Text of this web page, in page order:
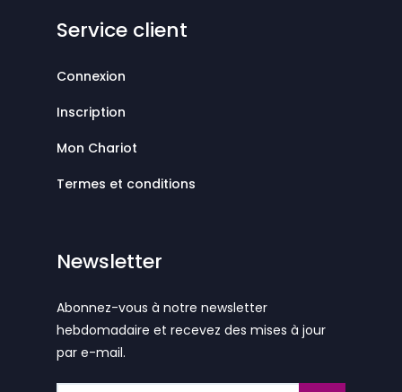
Service client
Connexion
Inscription
Mon Chariot
Termes et conditions
Newsletter
Abonnez-vous à notre newsletter
hebdomadaire et recevez des mises à jour
par e-mail.